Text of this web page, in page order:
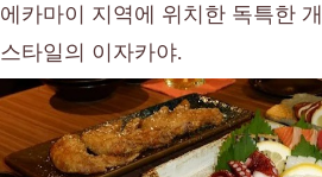
에카마이 지역에 위치한 독특한
스타일의 이자카야.